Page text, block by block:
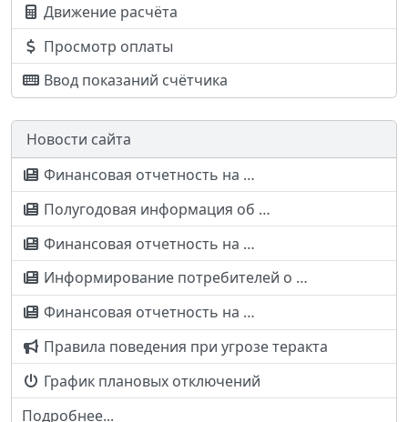
Движение расчёта
Просмотр оплаты
Ввод показаний счётчика
Новости сайта
Финансовая отчетность на …
Полугодовая информация об …
Финансовая отчетность на …
Информирование потребителей о …
Финансовая отчетность на …
Правила поведения при угрозе теракта
График плановых отключений
Подробнее...